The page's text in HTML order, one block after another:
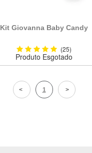
Kit Giovanna Baby Candy
(25)
Produto Esgotado
1